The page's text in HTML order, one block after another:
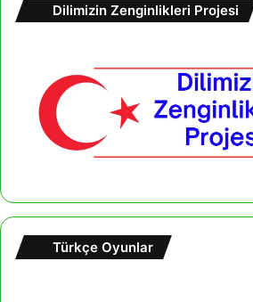
Dilimizin Zenginlikleri Projesi
Türkçe Oyunlar